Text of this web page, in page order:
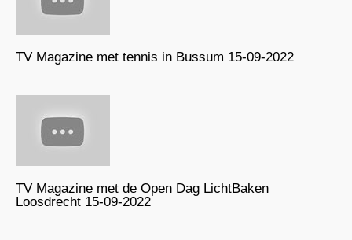
TV Magazine met tennis in Bussum 15-09-2022
TV Magazine met de Open Dag LichtBaken
Loosdrecht 15-09-2022